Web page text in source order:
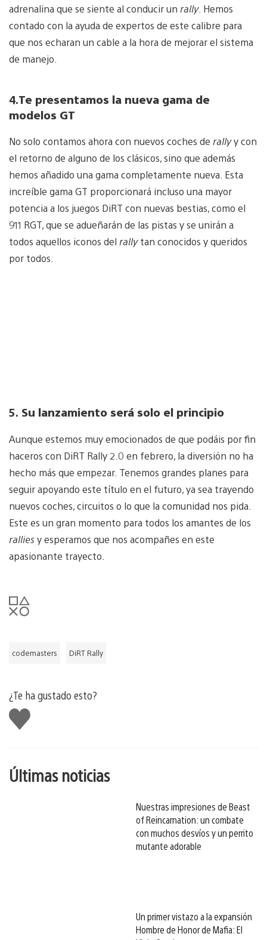
adrenalina que se siente al conducir un rally. Hemos
contado con la ayuda de expertos de este calibre para
que nos echaran un cable a la hora de mejorar el sistema
de manejo.
4.Te presentamos la nueva gama de
modelos GT
No solo contamos ahora con nuevos coches de rallyy con
el retorno de alguno de los clásicos, sino que además
hemos añadido una gama completamente nueva. Esta
increíble gama GT proporcionará incluso una mayor
potencia a los juegos DiRT con nuevas bestias, como el
911 RGT, que se adueñarán de las pistas y se unirán a
todos aquellos iconos del rallytan conocidos y queridos
por todos.
5. Su lanzamiento será solo el principio
Aunque estemos muy emocionados de que podáis por fin
haceros con DiRT Rally 2.0 en febrero, la diversión no ha
hecho más que empezar. Tenemos grandes planes para
seguir apoyando este título en el futuro, ya sea trayendo
nuevos coches, circuitos o lo que la comunidad nos pida.
Este es un gran momento para todos los amantes de los
ralliesy esperamos que nos acompañes en este
apasionante trayecto.
codemasters DiRT Rally
¿Te ha gustado esto?
Me
gusta
Últimas noticias
Nuestras impresiones de Beast
of Reincarnation: un combate
con muchos desvíos y un perrito
mutante adorable
Un primer vistazo a la expansión
Hombre de Honor de Mafia: El